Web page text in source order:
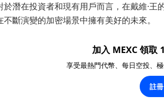
於潛在投資者和現有用戶而言，在戴維·
不斷演變的加密場景中擁有美好的未來。
加入 MEXC 領取
享受最熱門代幣、每日空投、
註冊